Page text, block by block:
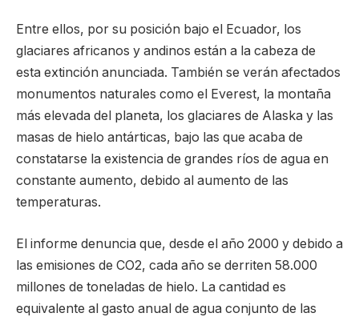
Entre ellos, por su posición bajo el Ecuador, los
glaciares africanos y andinos están a la cabeza de
esta extinción anunciada. También se verán afectados
monumentos naturales como el Everest, la montaña
más elevada del planeta, los glaciares de Alaska y las
masas de hielo antárticas, bajo las que acaba de
constatarse la existencia de grandes ríos de agua en
constante aumento, debido al aumento de las
temperaturas.
El informe denuncia que, desde el año 2000 y debido a
las emisiones de CO2, cada año se derriten 58.000
millones de toneladas de hielo. La cantidad es
equivalente al gasto anual de agua conjunto de las